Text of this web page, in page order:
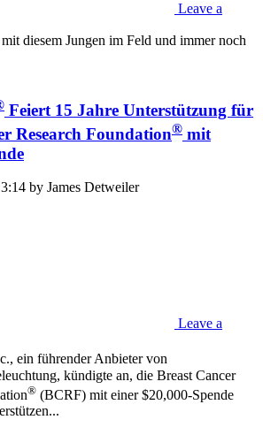
Leave a
mit diesem Jungen im Feld und immer noch
Feiert 15 Jahre Unterstützung für
Research Foundation® mit
by James Detweiler
Leave a
ein führender Anbieter von
kündigte an, die Breast Cancer
® (BCRF) mit einer $20,000-Spende